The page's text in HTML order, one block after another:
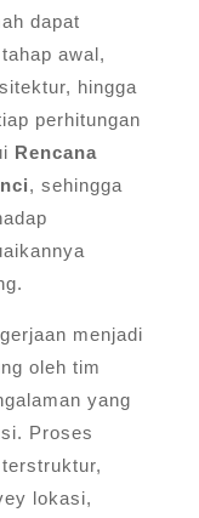
dapat
awal,
hingga
perhitungan
Rencana
, sehingga
menjadi
oleh tim
yang
Proses
lokasi,